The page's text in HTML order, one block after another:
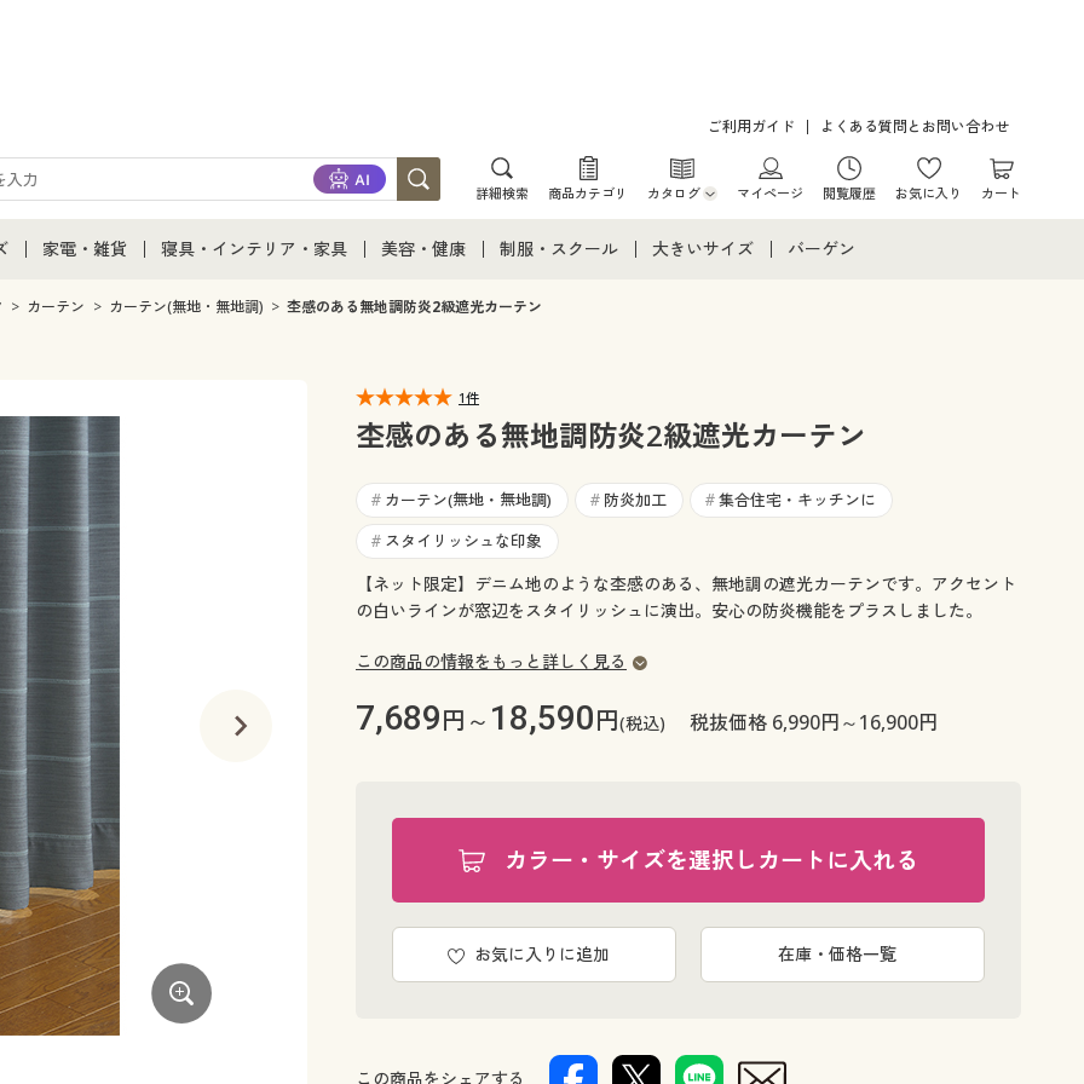
ご利用ガイド よくある質問とお問い合わせ
詳細検索 商品カテゴリ カタログ
カタログ・チラシからのご注文
マイページ 閲覧履歴 お気に入り カート
通販すべて
下着
家電・雑貨
家電・雑貨すべて
キッチン・雑貨・日用品
寝具・インテリア・家具
寝具・インテリア・家具通販すべて
カーテン・ラグ・ファブリック
美容・健康
美容・健康通販すべて
制服・スクール
制服・スクールすべて
ジュニア・ティーンズ下着
大きいサイズ
大きいサイズ レディース下着
大きいサイズ メンズ
バーゲン
カーテン カーテン(無地・無地調) 杢感のある無地調防炎2級遮光カーテン
1件
杢感のある無地調防炎2級遮光カーテン
# カーテン(無地・無地調) # 防炎加工 # 集合住宅・キッチンに
# スタイリッシュな印象
【ネット限定】デニム地のような杢感のある、無地調の遮光カーテンです。アクセント
の白いラインが窓辺をスタイリッシュに演出。安心の防炎機能をプラスしました。
この商品の情報をもっと詳しく見る
7,689円～ 18,590円(税込) 税抜価格 6,990円～16,900円
カラー・サイズを選択しカートに入れる
お気に入りに追加 在庫・価格一覧
この商品をシェアする